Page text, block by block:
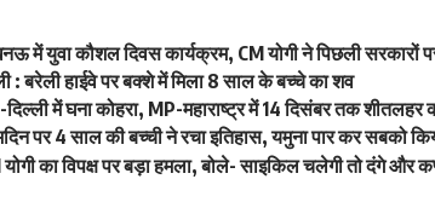
में युवा कौशल दिवस कार्यक्रम, CM योगी ने पिछली सरकारों
: बरेली हाईवे पर बक्शे में मिला 8 साल के बच्चे का शव
में घना कोहरा, MP-महाराष्ट्र में 14 दिसंबर तक शीतलहर
पर 4 साल की बच्ची ने रचा इतिहास, यमुना पार कर सबको
योगी का विपक्ष पर बड़ा हमला, बोले- साइकिल चलेगी तो दंगे और